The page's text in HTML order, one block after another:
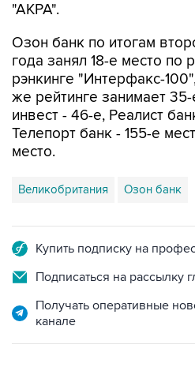
Озон банк по итогам
рэнкинге "Интерфакс-
же рейтинге занимает
инвест - 46-е, Реалист
Телепорт банк - 155-е
место.
Великобритания
Подписаться на рассылку
Получать оперативные
НОВОСТИ ПО ТЕМЕ